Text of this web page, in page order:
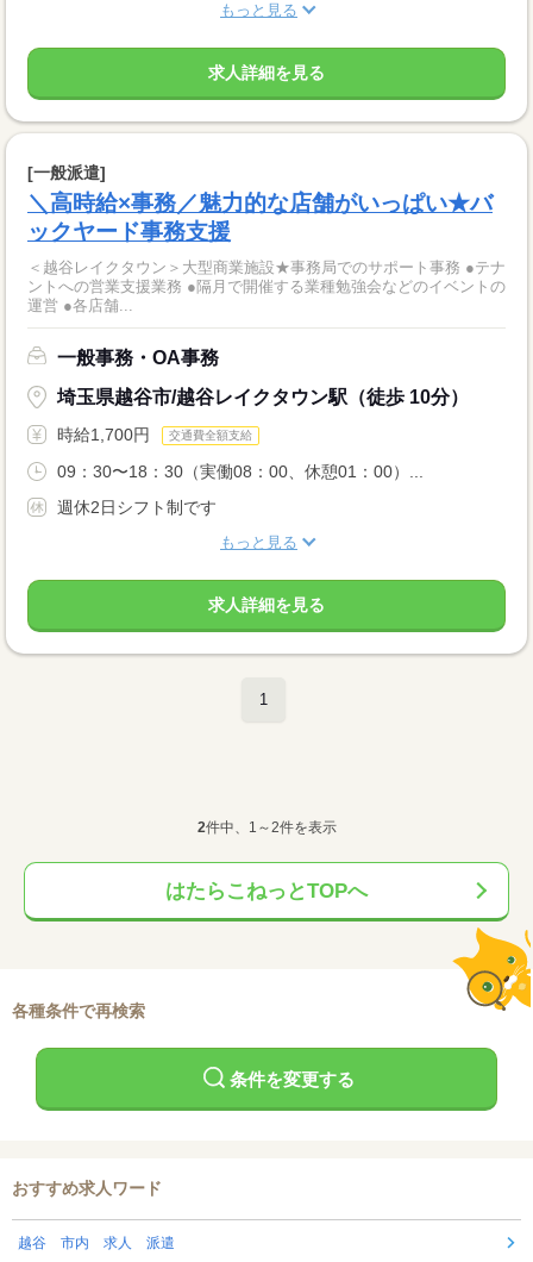
もっと見る
求人詳細を見る
[一般派遣]
＼高時給×事務／魅力的な店舗がいっぱい★バ
ックヤード事務支援
＜越谷レイクタウン＞大型商業施設★事務局でのサポート事務 ●テナ
ントへの営業支援業務 ●隔月で開催する業種勉強会などのイベントの
運営 ●各店舗...
一般事務・OA事務
埼玉県越谷市/越谷レイクタウン駅（徒歩 10分）
時給1,700円 交通費全額支給
09：30〜18：30（実働08：00、休憩01：00）...
週休2日シフト制です
もっと見る
求人詳細を見る
1
2件中、1～2件を表示
はたらこねっとTOPへ
各種条件で再検索
条件を変更する
おすすめ求人ワード
越谷 市内 求人 派遣